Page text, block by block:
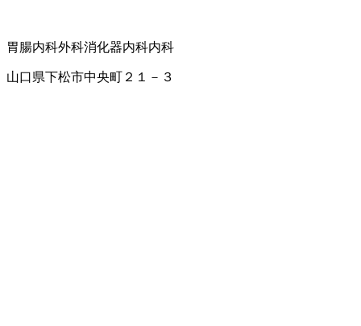
胃腸内科外科消化器内科内科
山口県下松市中央町２１－３